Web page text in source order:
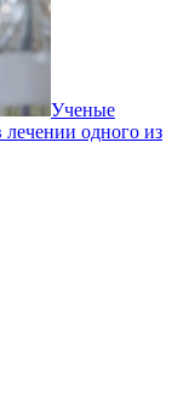
Ученые
одного из